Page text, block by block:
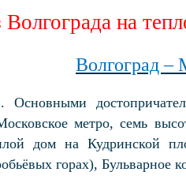
на
Волгоград –
метро, семь
дом на Кудринской
горах), Бульварное